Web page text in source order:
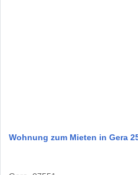
Wohnung zum Mieten in Gera